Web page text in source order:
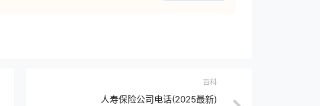
百科
人寿保险公司电话(2025最新)